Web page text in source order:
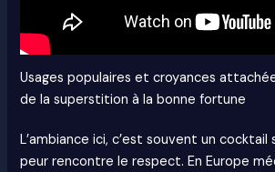
Usages populaires et croyances
de la superstition à la bonne fortune
L’ambiance ici, c’est souvent un
peur rencontre le respect. En Europe